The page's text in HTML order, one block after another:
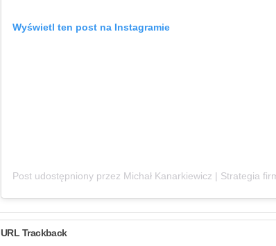
Wyświetl ten post na Instagramie
URL Trackback